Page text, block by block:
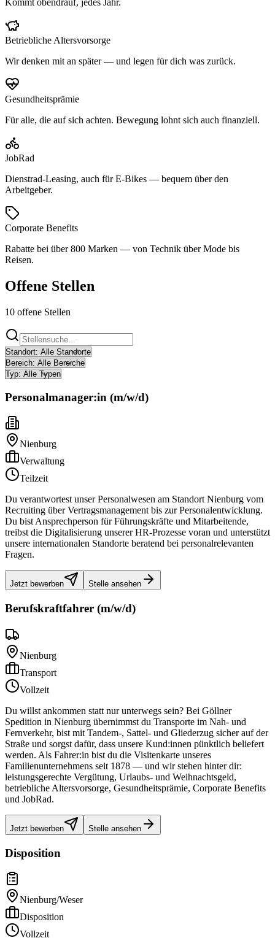
Kommt obendrauf, jedes Jahr.
Betriebliche Altersvorsorge
Wir denken mit an später — und legen für dich was zurück.
Gesundheitsprämie
Für alle, die auf sich achten. Bewegung lohnt sich auch finanziell.
JobRad
Dienstrad-Leasing, auch für E-Bikes — bequem über den
Arbeitgeber.
Corporate Benefits
Rabatte bei über 800 Marken — von Technik über Mode bis
Reisen.
Offene Stellen
10 offene Stellen
Personalmanager:in (m/w/d)
Nienburg
Verwaltung
Teilzeit
Du verantwortest unser Personalwesen am Standort Nienburg vom
Recruiting über Vertragsmanagement bis zur Personalentwicklung.
Du bist Ansprechperson für Führungskräfte und Mitarbeitende,
treibst die Digitalisierung unserer HR-Prozesse voran und unterstützt
unsere internationalen Standorte beratend bei personalrelevanten
Fragen.
Jetzt bewerben Stelle ansehen
Berufskraftfahrer (m/w/d)
Nienburg
Transport
Vollzeit
Du willst ankommen statt nur unterwegs sein? Bei Göllner
Spedition in Nienburg übernimmst du Transporte im Nah- und
Fernverkehr, bist mit Tandem-, Sattel- und Gliederzug sicher auf der
Straße und sorgst dafür, dass unsere Kund:innen pünktlich beliefert
werden. Als Fahrer:in bist du die Visitenkarte unseres
Familienunternehmens seit 1878 — und wir stehen hinter dir:
leistungsgerechte Vergütung, Urlaubs- und Weihnachtsgeld,
betriebliche Altersvorsorge, Gesundheitsprämie, Corporate Benefits
und JobRad.
Jetzt bewerben Stelle ansehen
Disposition
Nienburg/Weser
Disposition
Vollzeit